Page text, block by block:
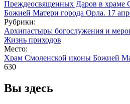
Рубрики:
Архипастырь: богослужения и
Жизнь приходов
Место:
Храм Смоленской иконы Божией
630
Вы здесь